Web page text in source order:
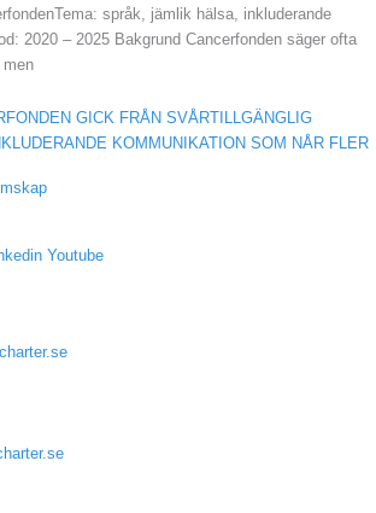
språk, jämlik hälsa, inkluderande
2020 – 2025 Bakgrund Cancerfonden säger ofta
GICK FRÅN SVÅRTILLGÄNGLIG
KOMMUNIKATION SOM NÅR FLER
Youtube